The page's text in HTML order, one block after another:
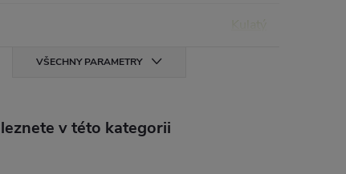
Kulatý
VŠECHNY PARAMETRY
v této kategorii